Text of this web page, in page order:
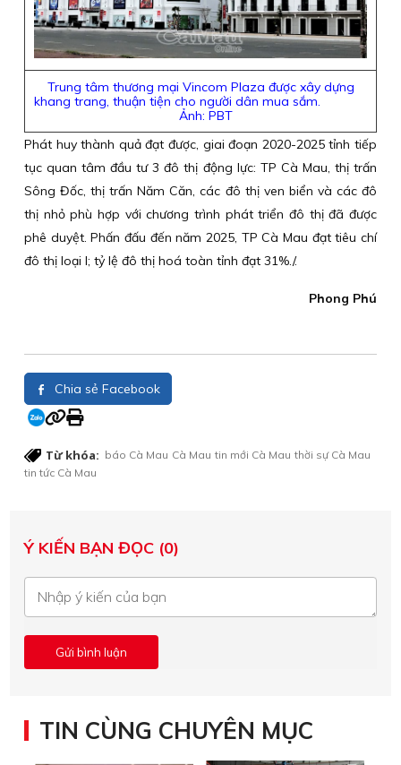
Trung tâm thương mại Vincom Plaza được xây dựng
khang trang, thuận tiện cho người dân mua sắm.
Ảnh: PBT
Phát huy thành quả đạt được, giai đoạn 2020-2025 tỉnh tiếp
tục quan tâm đầu tư 3 đô thị động lực: TP Cà Mau, thị trấn
Sông Đốc, thị trấn Năm Căn, các đô thị ven biển và các đô
thị nhỏ phù hợp với chương trình phát triển đô thị đã được
phê duyệt. Phấn đấu đến năm 2025, TP Cà Mau đạt tiêu chí
đô thị loại I; tỷ lệ đô thị hoá toàn tỉnh đạt 31%./.
Phong Phú
Chia sẻ Facebook
Từ khóa: báo Cà Mau Cà Mau tin mới Cà Mau thời sự Cà Mau
tin tức Cà Mau
Ý KIẾN BẠN ĐỌC (0)
TIN CÙNG CHUYÊN MỤC